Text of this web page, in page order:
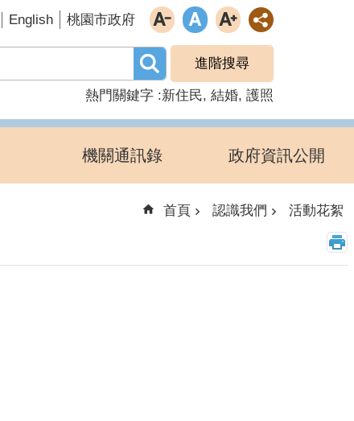
English 桃園市政府
進階搜尋
熱門關鍵字 新住民 結婚 護照
機關通訊錄 政府資訊公開
首頁 認識我們 活動花絮